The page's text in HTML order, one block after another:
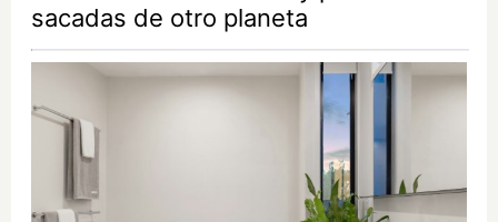
sacadas de otro planeta